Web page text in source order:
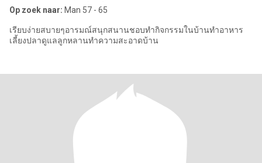
Op zoek naar: Man 57 - 65
เรียบง่ายสบายๆอารมณ์สนุกสนานชอบทำกิจกรรมในบ้านทำอาหาร
เลี้ยงปลาดูแลลูกหลานทำความสะอาดบ้าน